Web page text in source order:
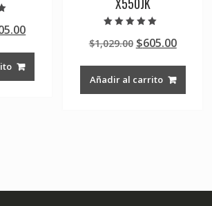
Current
X550JK
5.00
de 5
$1,029.00 Original
was:
$1,029.00.
$605.00
Añadir al carrito